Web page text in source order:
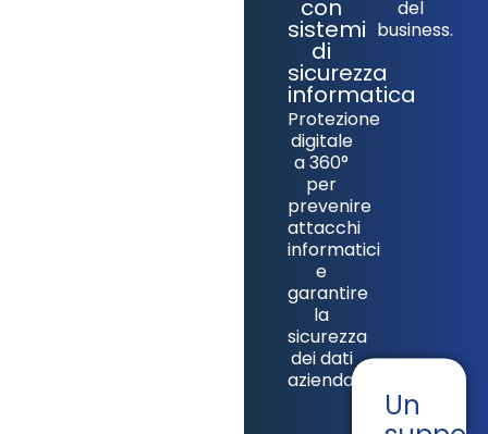
con
sistemi
di
sicurezza
informatica
Protezione
digitale
a 360°
per
prevenire
attacchi
informatici
e
garantire
la
sicurezza
dei dati
aziendali.
del
business.
Un